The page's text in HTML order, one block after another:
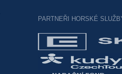
PARTNEŘI HORSKÉ